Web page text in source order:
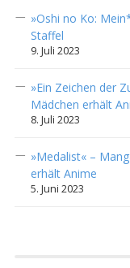
»Oshi no Ko:
Staffel
9. Juli 2023
»Ein Zeichen der
Mädchen erhält
8. Juli 2023
»Medalist« –
erhält Anime
5. Juni 2023